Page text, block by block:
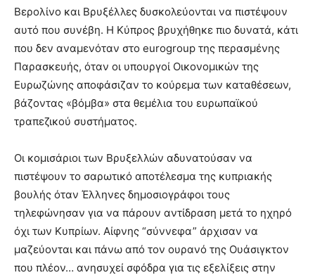
Βερολίνο και Βρυξέλλες δυσκολεύονται να πιστέψουν
αυτό που συνέβη. Η Κύπρος βρυχήθηκε πιο δυνατά, κάτι
που δεν αναμενόταν στο eurogroup της περασμένης
Παρασκευής, όταν οι υπουργοί Οικονομικών της
Ευρωζώνης αποφάσιζαν το κούρεμα των καταθέσεων,
βάζοντας «βόμβα» στα θεμέλια του ευρωπαϊκού
τραπεζικού συστήματος.
Οι κομισάριοι των Βρυξελλών αδυνατούσαν να
πιστέψουν το σαρωτικό αποτέλεσμα της κυπριακής
βουλής όταν Έλληνες δημοσιογράφοι τους
τηλεφώνησαν για να πάρουν αντίδραση μετά το ηχηρό
όχι των Κυπρίων. Αίφνης “σύννεφα” άρχισαν να
μαζεύονται και πάνω από τον ουρανό της Ουάσιγκτον
που πλέον… ανησυχεί σφόδρα για τις εξελίξεις στην